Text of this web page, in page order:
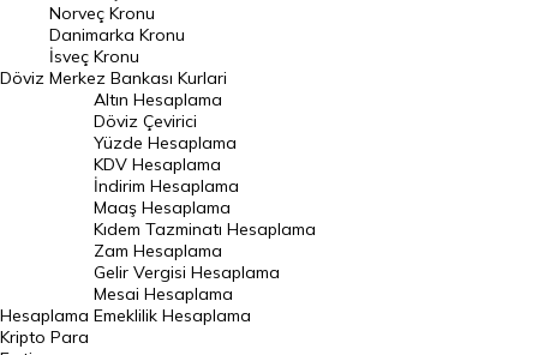
Kanada Doları Kuru
Norveç Kronu Kuru
İsveç Kronu Kuru
Japon Yeni Kuru
Serbest Piyasa Döviz Kurları
Merkez Bankası Döviz Kurları
Altın Fiyatları
Döviz
Norveç Kronu
Danimarka Kronu
İsveç Kronu
Merkez Bankası Kurlari
Hesaplama
Altın Hesaplama
Döviz Çevirici
Yüzde Hesaplama
KDV Hesaplama
İndirim Hesaplama
Maaş Hesaplama
Kıdem Tazminatı Hesaplama
Zam Hesaplama
Gelir Vergisi Hesaplama
Mesai Hesaplama
Emeklilik Hesaplama
Kripto Para